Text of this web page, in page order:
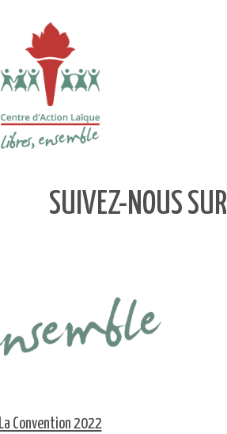
SUIVEZ-NOUS SUR
La Convention 2022